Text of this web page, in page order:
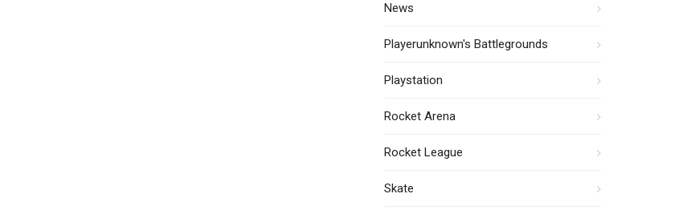
News
Playerunknown's Battlegrounds
Playstation
Rocket Arena
Rocket League
Skate